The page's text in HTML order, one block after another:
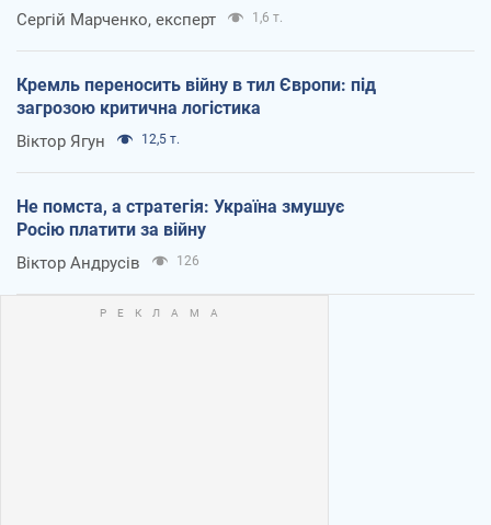
Сергій Марченко, експерт 1,6 т.
Кремль переносить війну в тил Європи: під
загрозою критична логістика
Віктор Ягун 12,5 т.
Не помста, а стратегія: Україна змушує
Росію платити за війну
Віктор Андрусів 126